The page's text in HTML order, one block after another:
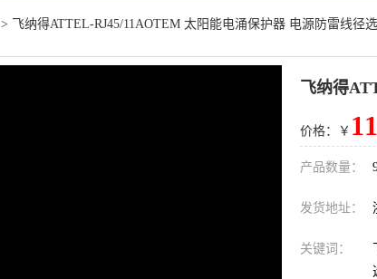
> 飞纳得ATTEL-RJ45/11AOTEM 太阳能电涌保护器 电源防雷线径
飞纳得
价格：￥
产品数量：
发货地址：
关键词：